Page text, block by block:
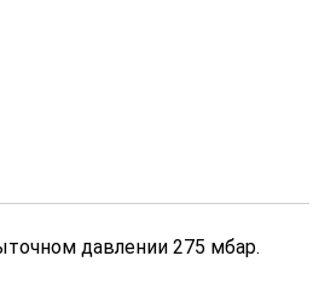
давлении 275 мбар.